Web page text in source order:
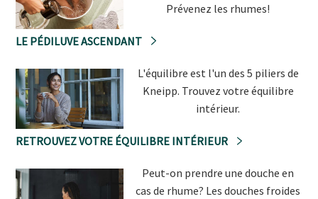
Prévenez les rhumes!
LE PÉDILUVE ASCENDANT
L'équilibre est l'un des 5 piliers de
Kneipp. Trouvez votre équilibre
intérieur.
RETROUVEZ VOTRE ÉQUILIBRE INTÉRIEUR
Peut-on prendre une douche en
cas de rhume? Les douches froides